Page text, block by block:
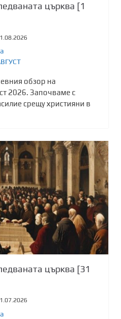
църква [1
обзор на
2026. Започваме с
срещу християни в
църква [31